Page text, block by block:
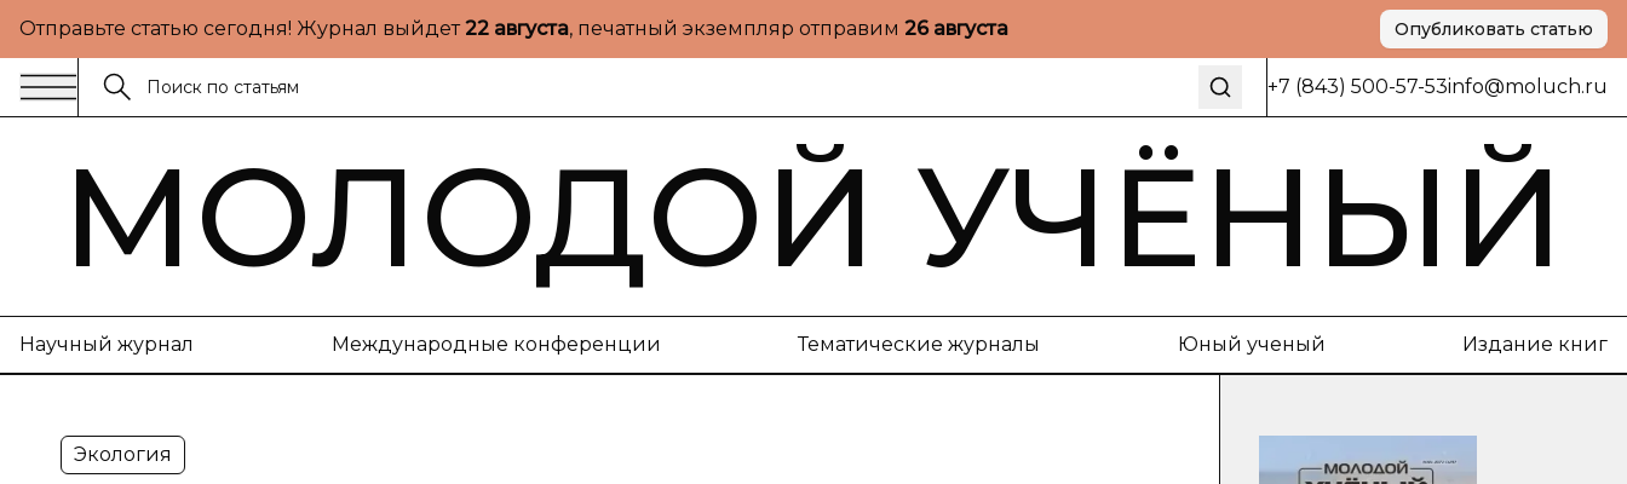
Отправьте статью сегодня! Журнал выйдет22 августа, печатный экземпляр отправим 26 августа Опубликовать статью
+7 (843) 500-57-53info@moluch.ru
МОЛОДОЙ УЧЁНЫЙ
Научный журнал Международные конференции Тематические журналы Юный ученый Издание книг
Экология